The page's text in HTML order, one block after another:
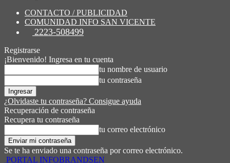
CONTACTO / PUBLICIDAD
COMUNIDAD INFO SAN VICENTE
2223-508499
Registrarse
¡Bienvenido! Ingresa en tu cuenta
tu nombre de usuario
tu contraseña
¿Olvidaste tu contraseña? Consigue ayuda
Recuperación de contraseña
Recupera tu contraseña
tu correo electrónico
Se te ha enviado una contraseña por correo electrónico.
PORTAL INFOBRANDSEN